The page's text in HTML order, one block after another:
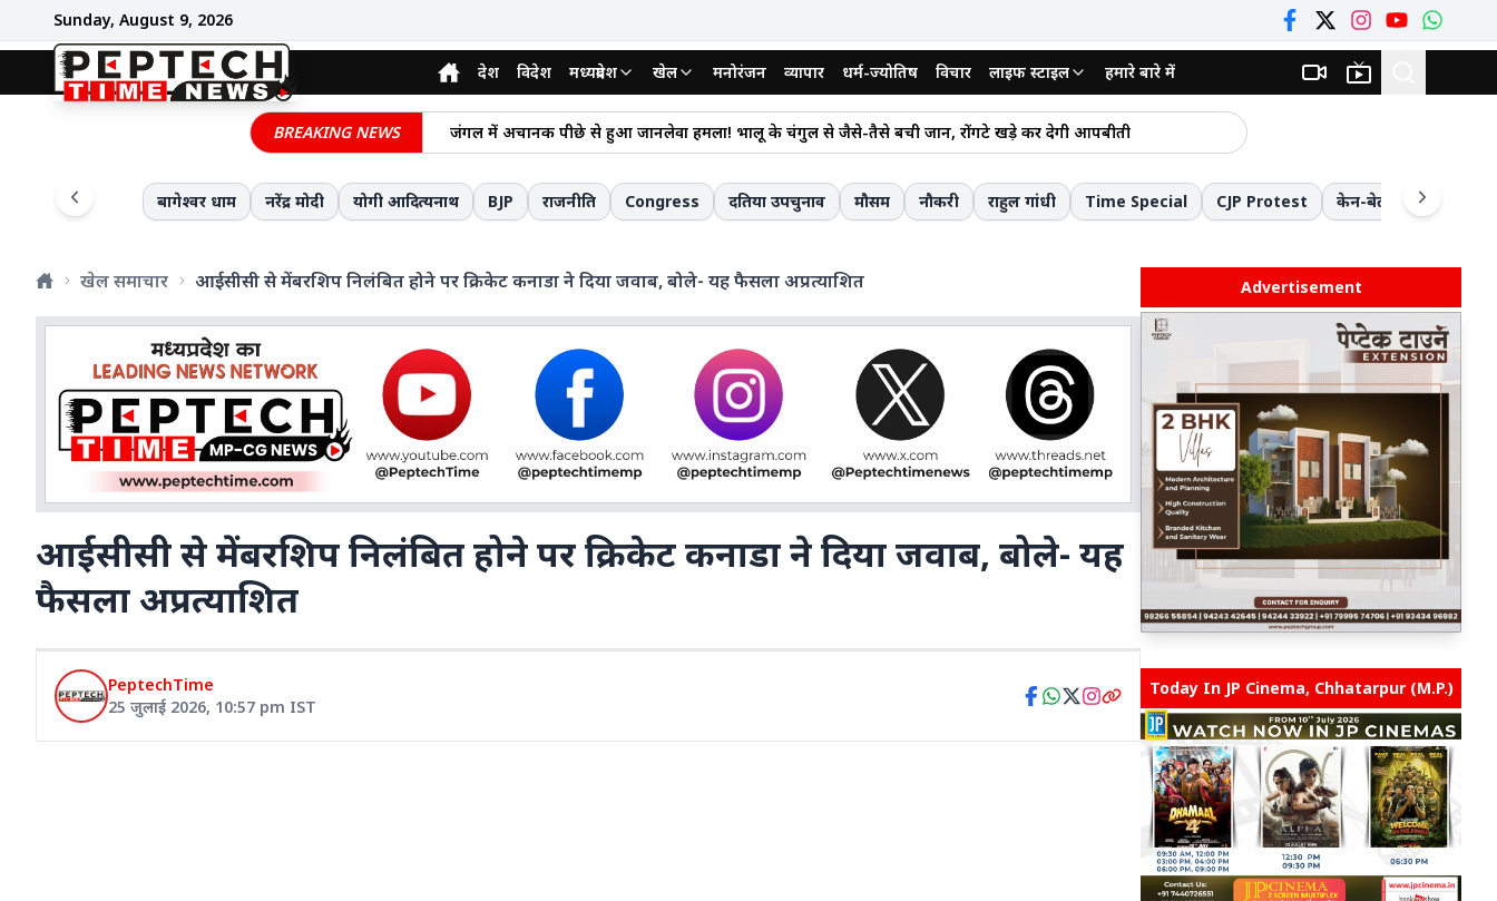
Sunday, August 9, 2026
देश विदेश मध्यप्रदेश खेल मनोरंजन व्यापार धर्म-ज्योतिष विचार लाइफ स्टाइल हमारे बारे में
BREAKING NEWS
जंगल में अचानक पीछे से हुआ जानलेवा हमला! भालू के चंगुल से जैसे-तैसे बची जान, रोंगटे खड़े कर देगी आपबीती
सीजेआई सूर्यकांत ने इंदौर में सीएम डॉ. मोहन यादव की मौजूदगी में इंदौर को दी बहुत बड़ी सौगात
सेंट्रल जेल में सांस्कृतिक कार्यक्रम का आयोजन; संगीत की धुन पर जमकर थिरके बंदी
मेरठ में सीएम योगी ने कांवड़ियों पर बरसाए पुष्प, बोले-यात्रियों की सुरक्षा और सम्मान सरकार की प्राथमिकता
केंद्रीय मंत्री सिंधिया के नाम से जुड़े 23 लाख की ठगी से परेशान युवक के सुसाइड मामले में पुलिस का एक्शन
खेत में सो रहे बुजुर्ग की संदिग्ध परिस्थितियों में मौत, पीएम रिपोर्ट का इंतजार
छतरपुर: ईशानगर के प्राचार्य निलंबित, बालिका टॉयलेट का इस्तेमाल, महिलाकर्मियों को प्रताड़ित करने और स्वेच्छाचारिता के गंभीर आरोप
बागेश्वर धाम नरेंद्र मोदी योगी आदित्यनाथ BJP राजनीति Congress दतिया उपचुनाव मौसम नौकरी राहुल गांधी Time Special CJP Protest केन-बेतवा लिंक
खेल समाचार आईसीसी से मेंबरशिप निलंबित होने पर क्रिकेट कनाडा ने दिया जवाब, बोले- यह फैसला अप्रत्याशित
आईसीसी से मेंबरशिप निलंबित होने पर क्रिकेट कनाडा ने दिया जवाब, बोले- यह
फैसला अप्रत्याशित
PeptechTime
25 जुलाई 2026, 10:57 pm IST
Advertisement
Today In JP Cinema, Chhatarpur (M.P.)